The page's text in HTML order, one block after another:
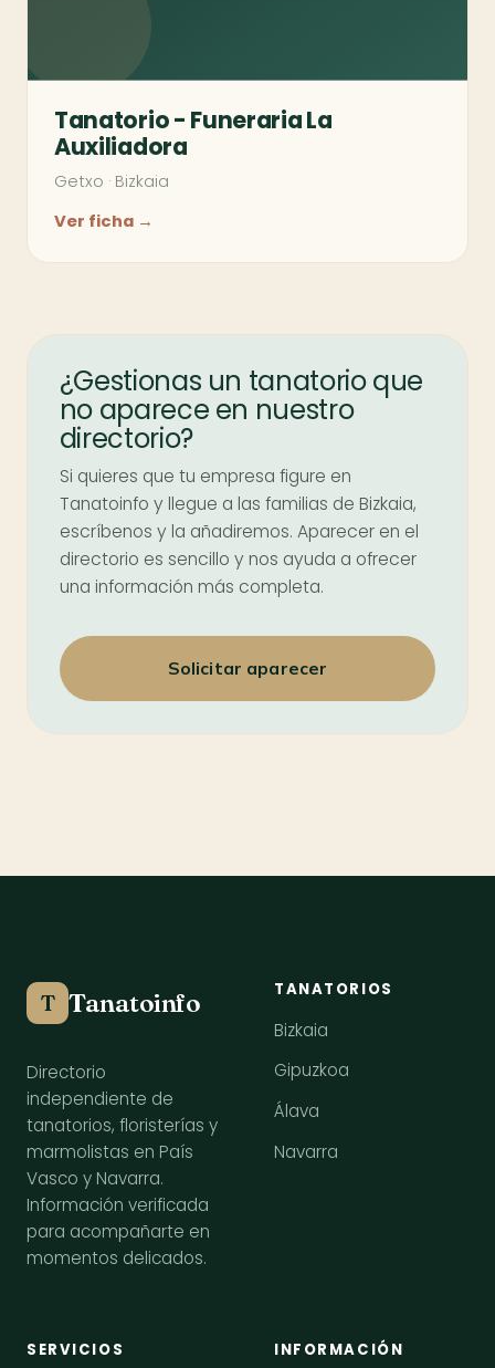
Tanatorio - Funeraria La
Auxiliadora
Getxo · Bizkaia
Ver ficha →
¿Gestionas un tanatorio que
no aparece en nuestro
directorio?
Si quieres que tu empresa figure en
Tanatoinfo y llegue a las familias de Bizkaia,
escríbenos y la añadiremos. Aparecer en el
directorio es sencillo y nos ayuda a ofrecer
una información más completa.
Solicitar aparecer
T Tanatoinfo
Directorio
independiente de
tanatorios, floristerías y
marmolistas en País
Vasco y Navarra.
Información verificada
para acompañarte en
momentos delicados.
TANATORIOS
Bizkaia
Gipuzkoa
Álava
Navarra
SERVICIOS INFORMACIÓN